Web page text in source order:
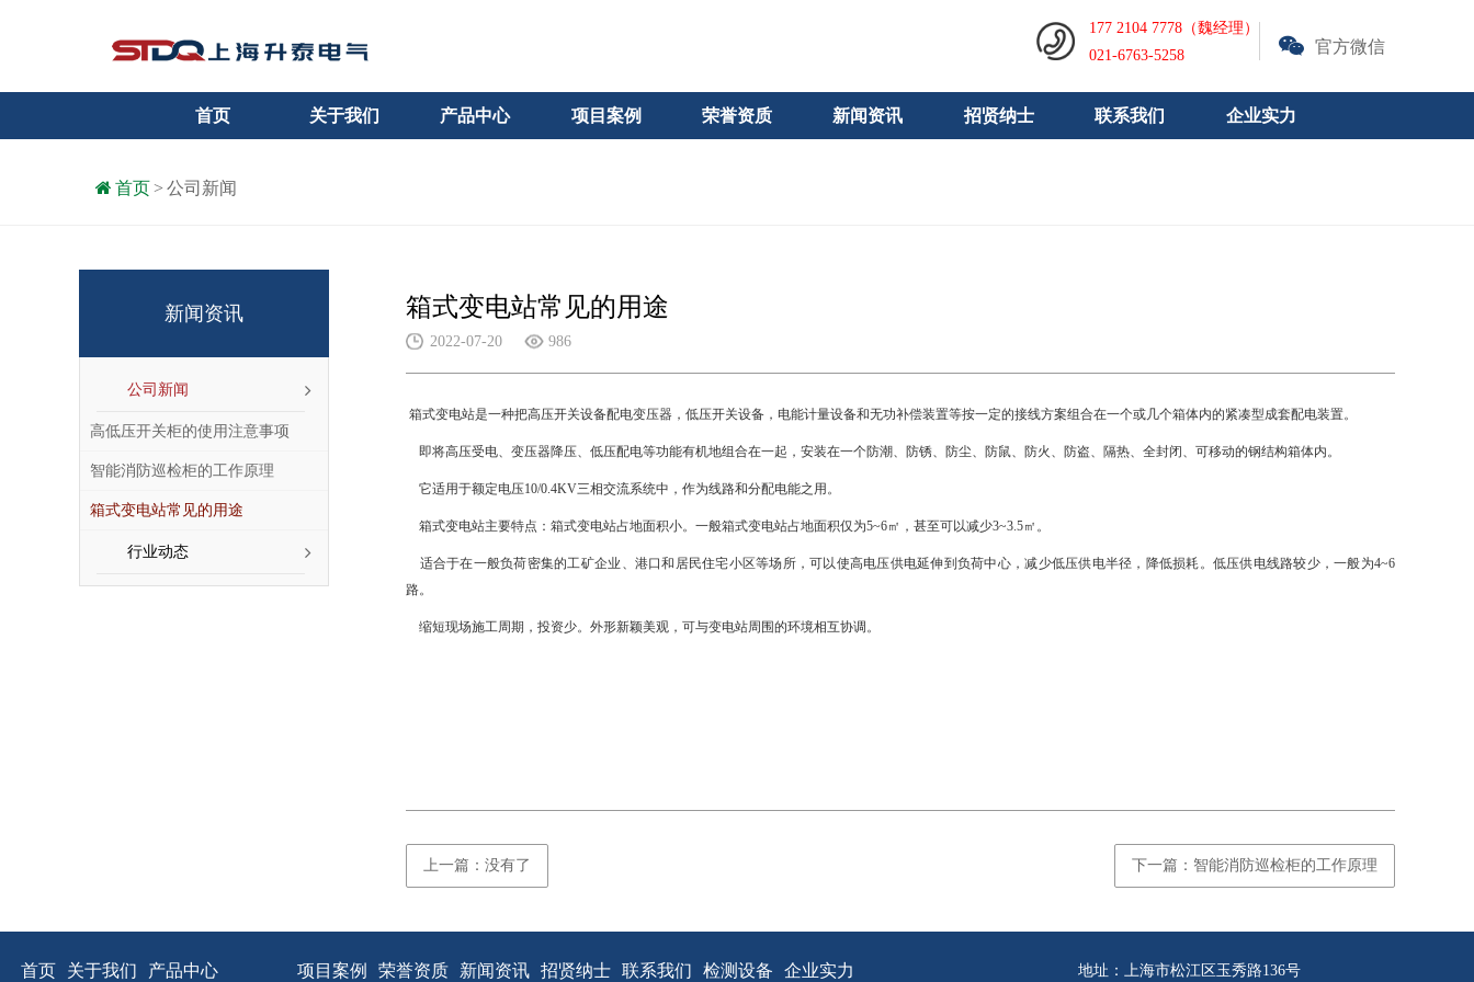
177 2104 7778（魏经理）
021-6763-5258
官方微信
首页 关于我们 产品中心 项目案例 荣誉资质 新闻资讯 招贤纳士 联系我们 企业实力
首页 > 公司新闻
新闻资讯
公司新闻
高低压开关柜的使用注意事项
智能消防巡检柜的工作原理
箱式变电站常见的用途
行业动态
箱式变电站常见的用途
2022-07-20 986
箱式变电站是一种把高压开关设备配电变压器，低压开关设备，电能计量设备和无功补偿装置等按一定的接线方案组合在一个或几个箱体内的紧凑型成套配电装置。
即将高压受电、变压器降压、低压配电等功能有机地组合在一起，安装在一个防潮、防锈、防尘、防鼠、防火、防盗、隔热、全封闭、可移动的钢结构箱体内。
它适用于额定电压10/0.4KV三相交流系统中，作为线路和分配电能之用。
箱式变电站主要特点：箱式变电站占地面积小。一般箱式变电站占地面积仅为5~6㎡，甚至可以减少3~3.5㎡。
适合于在一般负荷密集的工矿企业、港口和居民住宅小区等场所，可以使高电压供电延伸到负荷中心，减少低压供电半径，降低损耗。低压供电线路较少，一般为4~6
路。
缩短现场施工周期，投资少。外形新颖美观，可与变电站周围的环境相互协调。
上一篇：没有了 下一篇：智能消防巡检柜的工作原理
首页 关于我们 产品中心 项目案例 荣誉资质 新闻资讯 招贤纳士 联系我们 检测设备 企业实力 地址： 上海市松江区玉秀路136号